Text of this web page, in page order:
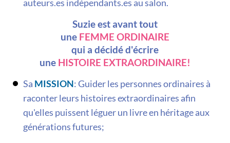
auteurs.es indépendants.es au salon.
Suzie est avant tout
une FEMME ORDINAIRE
qui a décidé d'écrire
une HISTOIRE EXTRAORDINAIRE!
Sa MISSION: Guider les personnes ordinaires à
raconter leurs histoires extraordinaires afin
qu'elles puissent léguer un livre en héritage aux
générations futures;